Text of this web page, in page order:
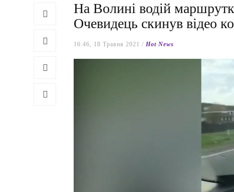
На Волині водій
Очевидець скинув відео
16:46, 18 Травня 2021 /Hot News